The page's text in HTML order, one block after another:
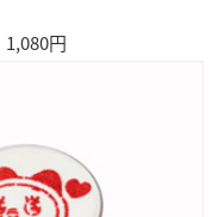
1,080円